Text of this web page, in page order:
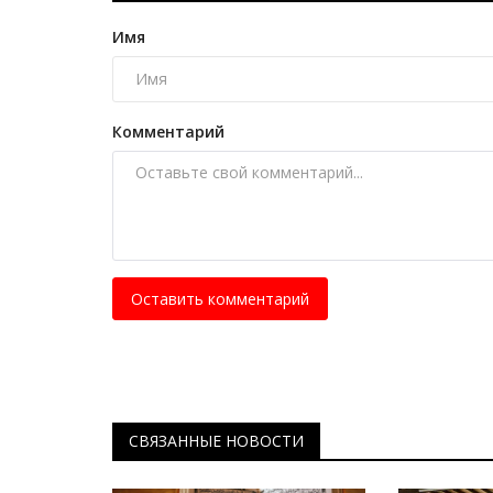
Имя
Комментарий
Оставить комментарий
СВЯЗАННЫЕ НОВОСТИ
Инспектор по делам несовершеннолетних
«золото» «Кубка Дружбы».